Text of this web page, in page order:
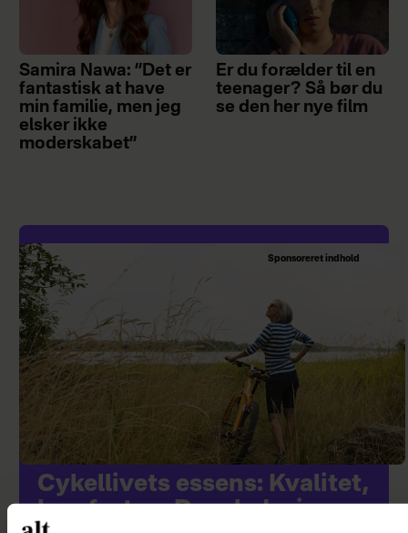
Samira Nawa: ”Det er
fantastisk at have
min familie, men jeg
elsker ikke
moderskabet”
Er du forælder til en
teenager? Så bør du
se den her nye film
Sponsoreret indhold
Cykellivets essens: Kvalitet,
komfort og Dansk design